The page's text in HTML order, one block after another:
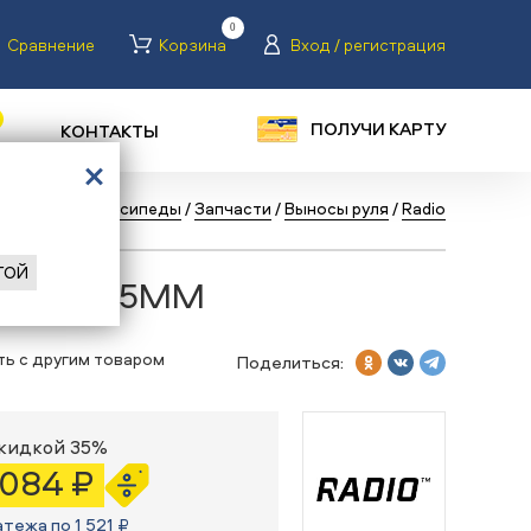
Сравнение Корзина
0
Вход / регистрация
КОНТАКТЫ ПОЛУЧИ КАРТУ
Велосипеды /Запчасти /Выносы руля /Radio
35MM
с другим товаром Поделиться:
35%
₽
по 1 521 ₽